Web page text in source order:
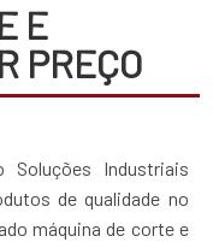
E
PREÇO
Soluções Industriais
de qualidade no
máquina de corte e